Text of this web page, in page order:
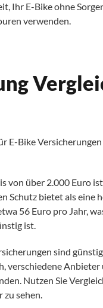
Ihr E-Bike ohne
verwenden.
E-Bike
von über 2.000 Euro
Schutz bietet als
56 Euro pro Jahr,
ist.
sind
verschiedene
Nutzen Sie
zu sehen.